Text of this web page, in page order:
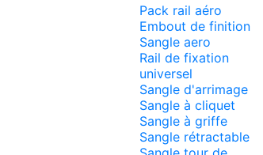
Pack rail aéro
Embout de finition
Sangle aero
Rail de fixation
universel
Sangle d'arrimage
Sangle à cliquet
Sangle à griffe
Sangle rétractable